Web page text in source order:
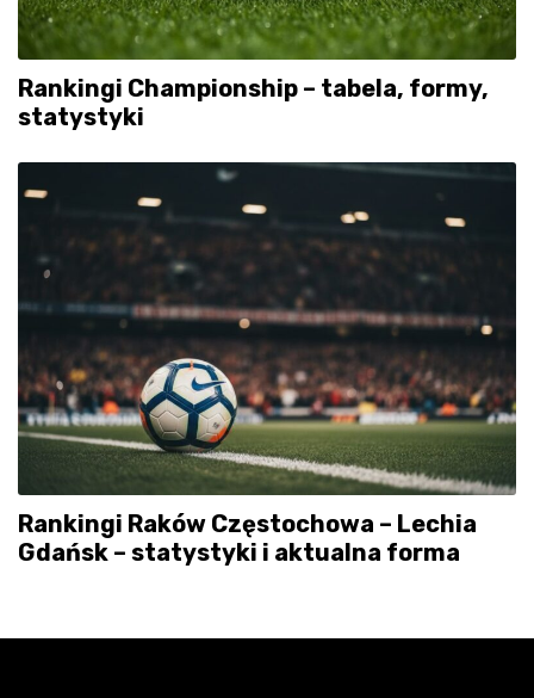
Rankingi Championship – tabela, formy,
statystyki
Rankingi Raków Częstochowa – Lechia
Gdańsk – statystyki i aktualna forma